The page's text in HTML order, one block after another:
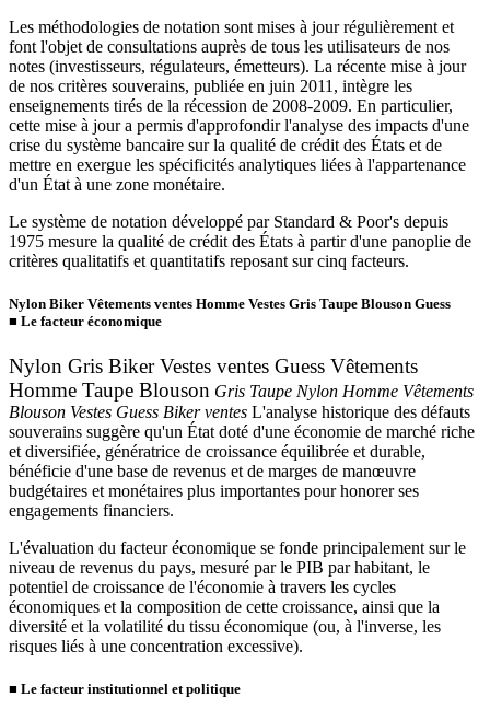
Les méthodologies de notation sont mises à jour régulièrement et
font l'objet de consultations auprès de tous les utilisateurs de nos
notes (investisseurs, régulateurs, émetteurs). La récente mise à jour
de nos critères souverains, publiée en juin 2011, intègre les
enseignements tirés de la récession de 2008-2009. En particulier,
cette mise à jour a permis d'approfondir l'analyse des impacts d'une
crise du système bancaire sur la qualité de crédit des États et de
mettre en exergue les spécificités analytiques liées à l'appartenance
d'un État à une zone monétaire.
Le système de notation développé par Standard & Poor's depuis
1975 mesure la qualité de crédit des États à partir d'une panoplie de
critères qualitatifs et quantitatifs reposant sur cinq facteurs.
Nylon Biker Vêtements ventes Homme Vestes Gris Taupe Blouson Guess
■ Le facteur économique
Nylon Gris Biker Vestes ventes Guess Vêtements
Homme Taupe Blouson Gris Taupe Nylon Homme Vêtements
Blouson Vestes Guess Biker ventes L'analyse historique des défauts
souverains suggère qu'un État doté d'une économie de marché riche
et diversifiée, génératrice de croissance équilibrée et durable,
bénéficie d'une base de revenus et de marges de manœuvre
budgétaires et monétaires plus importantes pour honorer ses
engagements financiers.
L'évaluation du facteur économique se fonde principalement sur le
niveau de revenus du pays, mesuré par le PIB par habitant, le
potentiel de croissance de l'économie à travers les cycles
économiques et la composition de cette croissance, ainsi que la
diversité et la volatilité du tissu économique (ou, à l'inverse, les
risques liés à une concentration excessive).
■ Le facteur institutionnel et politique